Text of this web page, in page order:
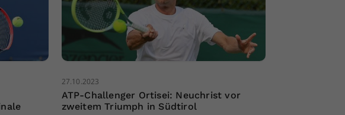
27.10.2023
ATP-Challenger Ortisei: Neuchrist vor
zweitem Triumph in Südtirol